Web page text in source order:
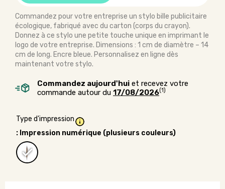
Commandez pour votre entreprise un stylo bille publicitaire
écologique, fabriqué avec du carton (corps du crayon).
Donnez à ce stylo une petite touche unique en imprimant le
logo de votre entreprise. Dimensions : 1 cm de diamètre – 14
cm de long. Encre bleue. Personnalisez en ligne dès
maintenant votre stylo.
Commandez aujourd'hui et recevez votre
commande autour du 17/08/2026(1)
Type d'impression
: Impression numérique (plusieurs couleurs)